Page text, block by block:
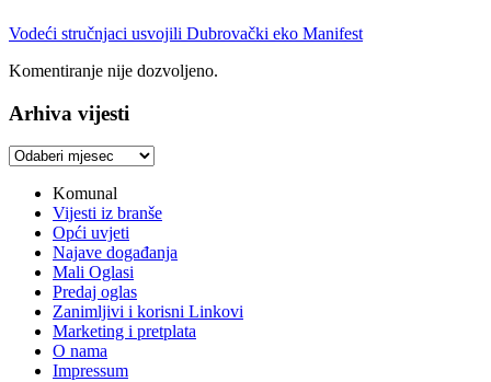
Vodeći stručnjaci usvojili Dubrovački eko Manifest
Komentiranje nije dozvoljeno.
Arhiva vijesti
Arhiva
Komunal
Vijesti iz branše
Opći uvjeti
Najave događanja
Mali Oglasi
Predaj oglas
Zanimljivi i korisni Linkovi
Marketing i pretplata
O nama
Impressum